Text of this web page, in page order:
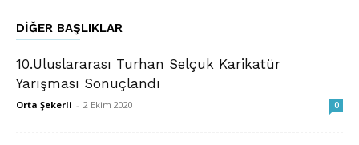
DIĞER BAŞLIKLAR
10.Uluslararası Turhan Selçuk Karikatür
Yarışması Sonuçlandı
Orta Şekerli - 2 Ekim 2020 0